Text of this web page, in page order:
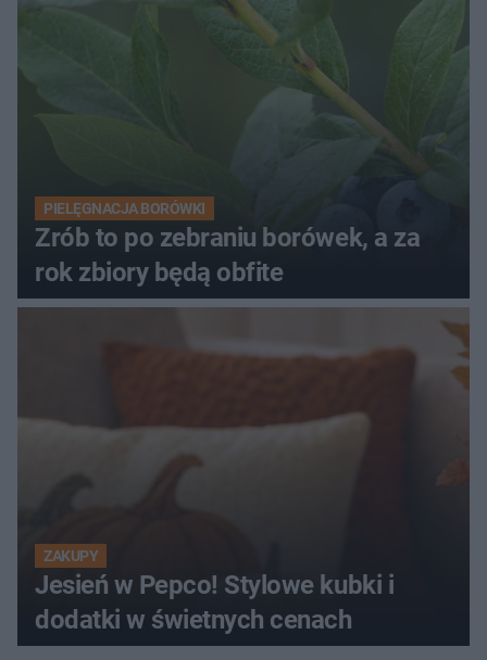
PIELĘGNACJA BORÓWKI
Zrób to po zebraniu borówek, a za
rok zbiory będą obfite
ZAKUPY
Jesień w Pepco! Stylowe kubki i
dodatki w świetnych cenach